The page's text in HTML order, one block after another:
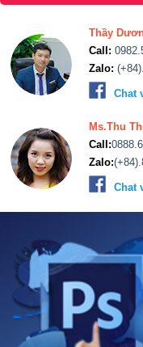
Thầy
Call:
Zalo:
Chat
Ms.Thu
Call:
Zalo:
Chat